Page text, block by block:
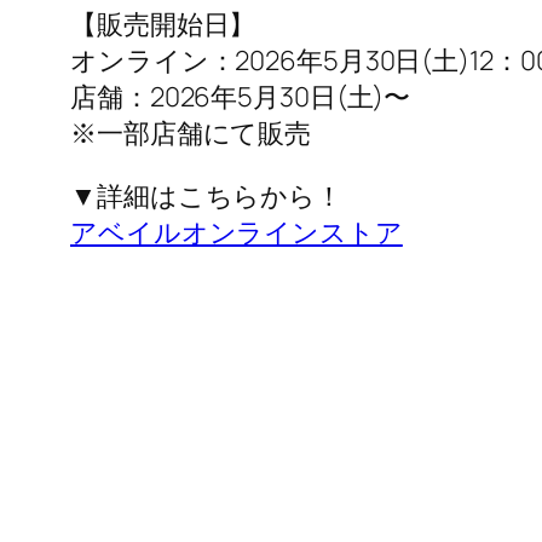
【販売開始日】
オンライン：2026年5月30日(土)12：
店舗：2026年5月30日(土)〜
※一部店舗にて販売
▼詳細はこちらから！
アベイルオンラインストア